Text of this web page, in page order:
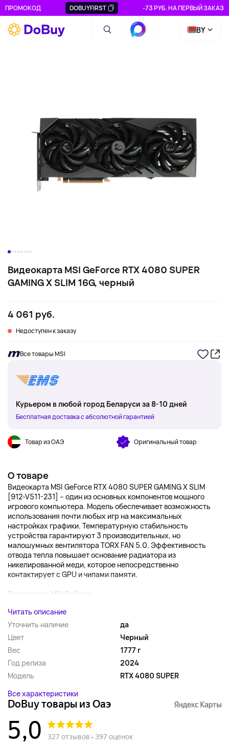
ПРОМОКОД DOBUYFIRST -73 РУБ. НА ПЕРВЫЙ ЗАКАЗ
BY
Видеокарта MSI GeForce RTX 4080 SUPER
GAMING X SLIM 16G, черный
4 061 руб.
Недоступен к заказу
Все товары MSI
Курьером в любой город Беларуси за 8-10 дней
Бесплатная доставка с абсолютной гарантией
Товар из ОАЭ Оригинальный товар
О товаре
Видеокарта MSI GeForce RTX 4080 SUPER GAMING X SLIM
[912-V511-231] – один из основных компонентов мощного
игрового компьютера. Модель обеспечивает возможность
использования почти любых игр на максимальных
настройках графики. Температурную стабильность
устройства гарантируют 3 производительных, но
малошумных вентилятора TORX FAN 5.0. Эффективность
отвода тепла повышает основание радиатора из
никелированной меди, которое непосредственно
контактирует с GPU и чипами памяти.
Видеокарта MSI GeForce...
Читать описание
Уточнить наличие
да
Цвет
Черный
Вес
1777 г
Год релиза
2024
Модель
RTX 4080 SUPER
Все характеристики